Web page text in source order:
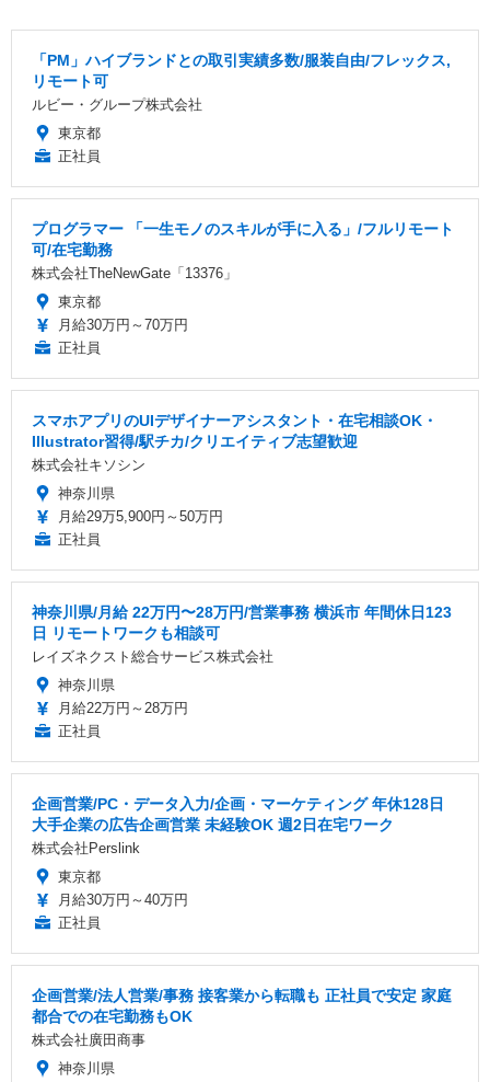
「PM」ハイブランドとの取引実績多数/服装自由/フレックス,
リモート可
ルビー・グループ株式会社
東京都
正社員
プログラマー 「一生モノのスキルが手に入る」/フルリモート
可/在宅勤務
株式会社TheNewGate「13376」
東京都
月給30万円～70万円
正社員
スマホアプリのUIデザイナーアシスタント・在宅相談OK・
Illustrator習得/駅チカ/クリエイティブ志望歓迎
株式会社キソシン
神奈川県
月給29万5,900円～50万円
正社員
神奈川県/月給 22万円〜28万円/営業事務 横浜市 年間休日123
日 リモートワークも相談可
レイズネクスト総合サービス株式会社
神奈川県
月給22万円～28万円
正社員
企画営業/PC・データ入力/企画・マーケティング 年休128日
大手企業の広告企画営業 未経験OK 週2日在宅ワーク
株式会社Perslink
東京都
月給30万円～40万円
正社員
企画営業/法人営業/事務 接客業から転職も 正社員で安定 家庭
都合での在宅勤務もOK
株式会社廣田商事
神奈川県